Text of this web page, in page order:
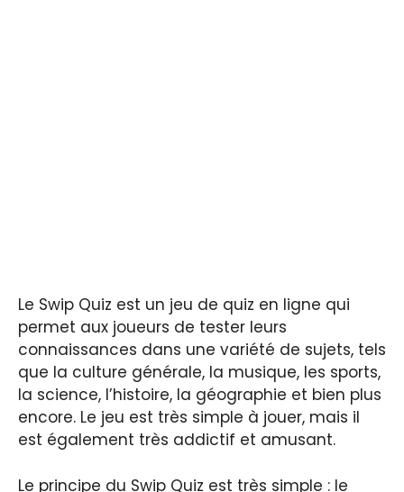
Le Swip Quiz est un jeu de quiz en ligne qui
permet aux joueurs de tester leurs
connaissances dans une variété de sujets, tels
que la culture générale, la musique, les sports,
la science, l’histoire, la géographie et bien plus
encore. Le jeu est très simple à jouer, mais il
est également très addictif et amusant.
Le principe du Swip Quiz est très simple : le